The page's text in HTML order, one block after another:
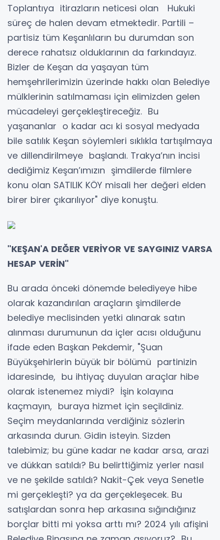
Toplantıya itirazların neticesi olan Hukuki
süreç de halen devam etmektedir. Partili –
partisiz tüm Keşanlıların bu durumdan son
derece rahatsız olduklarının da farkındayız.
Bizler de Keşan da yaşayan tüm
hemşehrilerimizin üzerinde hakkı olan Belediye
mülklerinin satılmaması için elimizden gelen
mücadeleyi gerçekleştireceğiz. Bu
yaşananlar o kadar acı ki sosyal medyada
bile satılık Keşan söylemleri sıklıkla tartışılmaya
ve dillendirilmeye başlandı. Trakya’nın incisi
dediğimiz Keşan’ımızın şimdilerde filmlere
konu olan SATILIK KÖY misali her değeri elden
birer birer çıkarılıyor" diye konuştu.
"KEŞAN'A DEĞER VERİYOR VE SAYGINIZ VARSA
HESAP VERİN"
Bu arada önceki dönemde belediyeye hibe
olarak kazandırılan araçların şimdilerde
belediye meclisinden yetki alınarak satın
alınması durumunun da içler acısı olduğunu
ifade eden Başkan Pekdemir, "Şuan
Büyükşehirlerin büyük bir bölümü partinizin
idaresinde, bu ihtiyaç duyulan araçlar hibe
olarak istenemez miydi? İşin kolayına
kaçmayın, buraya hizmet için seçildiniz.
Seçim meydanlarında verdiğiniz sözlerin
arkasında durun. Gidin isteyin. Sizden
talebimiz; bu güne kadar ne kadar arsa, arazi
ve dükkan satıldı? Bu belirttiğimiz yerler nasıl
ve ne şekilde satıldı? Nakit-Çek veya Senetle
mi gerçekleşti? ya da gerçekleşecek. Bu
satışlardan sonra hep arkasına sığındığınız
borçlar bitti mi yoksa arttı mı? 2024 yılı afişini